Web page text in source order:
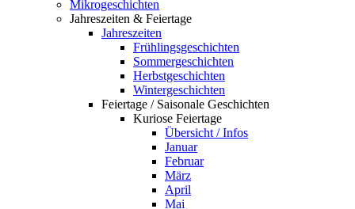
Mikrogeschichten
Jahreszeiten & Feiertage
Jahreszeiten
Frühlingsgeschichten
Sommergeschichten
Herbstgeschichten
Wintergeschichten
Feiertage / Saisonale Geschichten
Kuriose Feiertage
Übersicht / Infos
Januar
Februar
März
April
Mai